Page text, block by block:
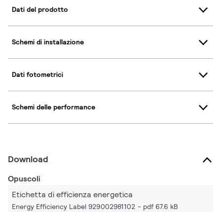
Dati del prodotto
Schemi di installazione
Dati fotometrici
Schemi delle performance
Download
Opuscoli
Etichetta di efficienza energetica
Energy Efficiency Label 929002981102 pdf 67.6 kB